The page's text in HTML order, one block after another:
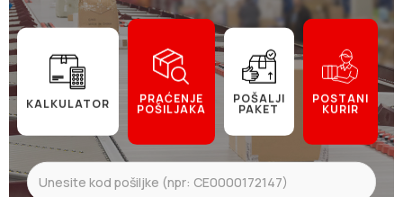
0
u
KALKULATOR PRAĆENJE
POŠILJAKA
POŠALJI
PAKET
POSTANI
KURIR